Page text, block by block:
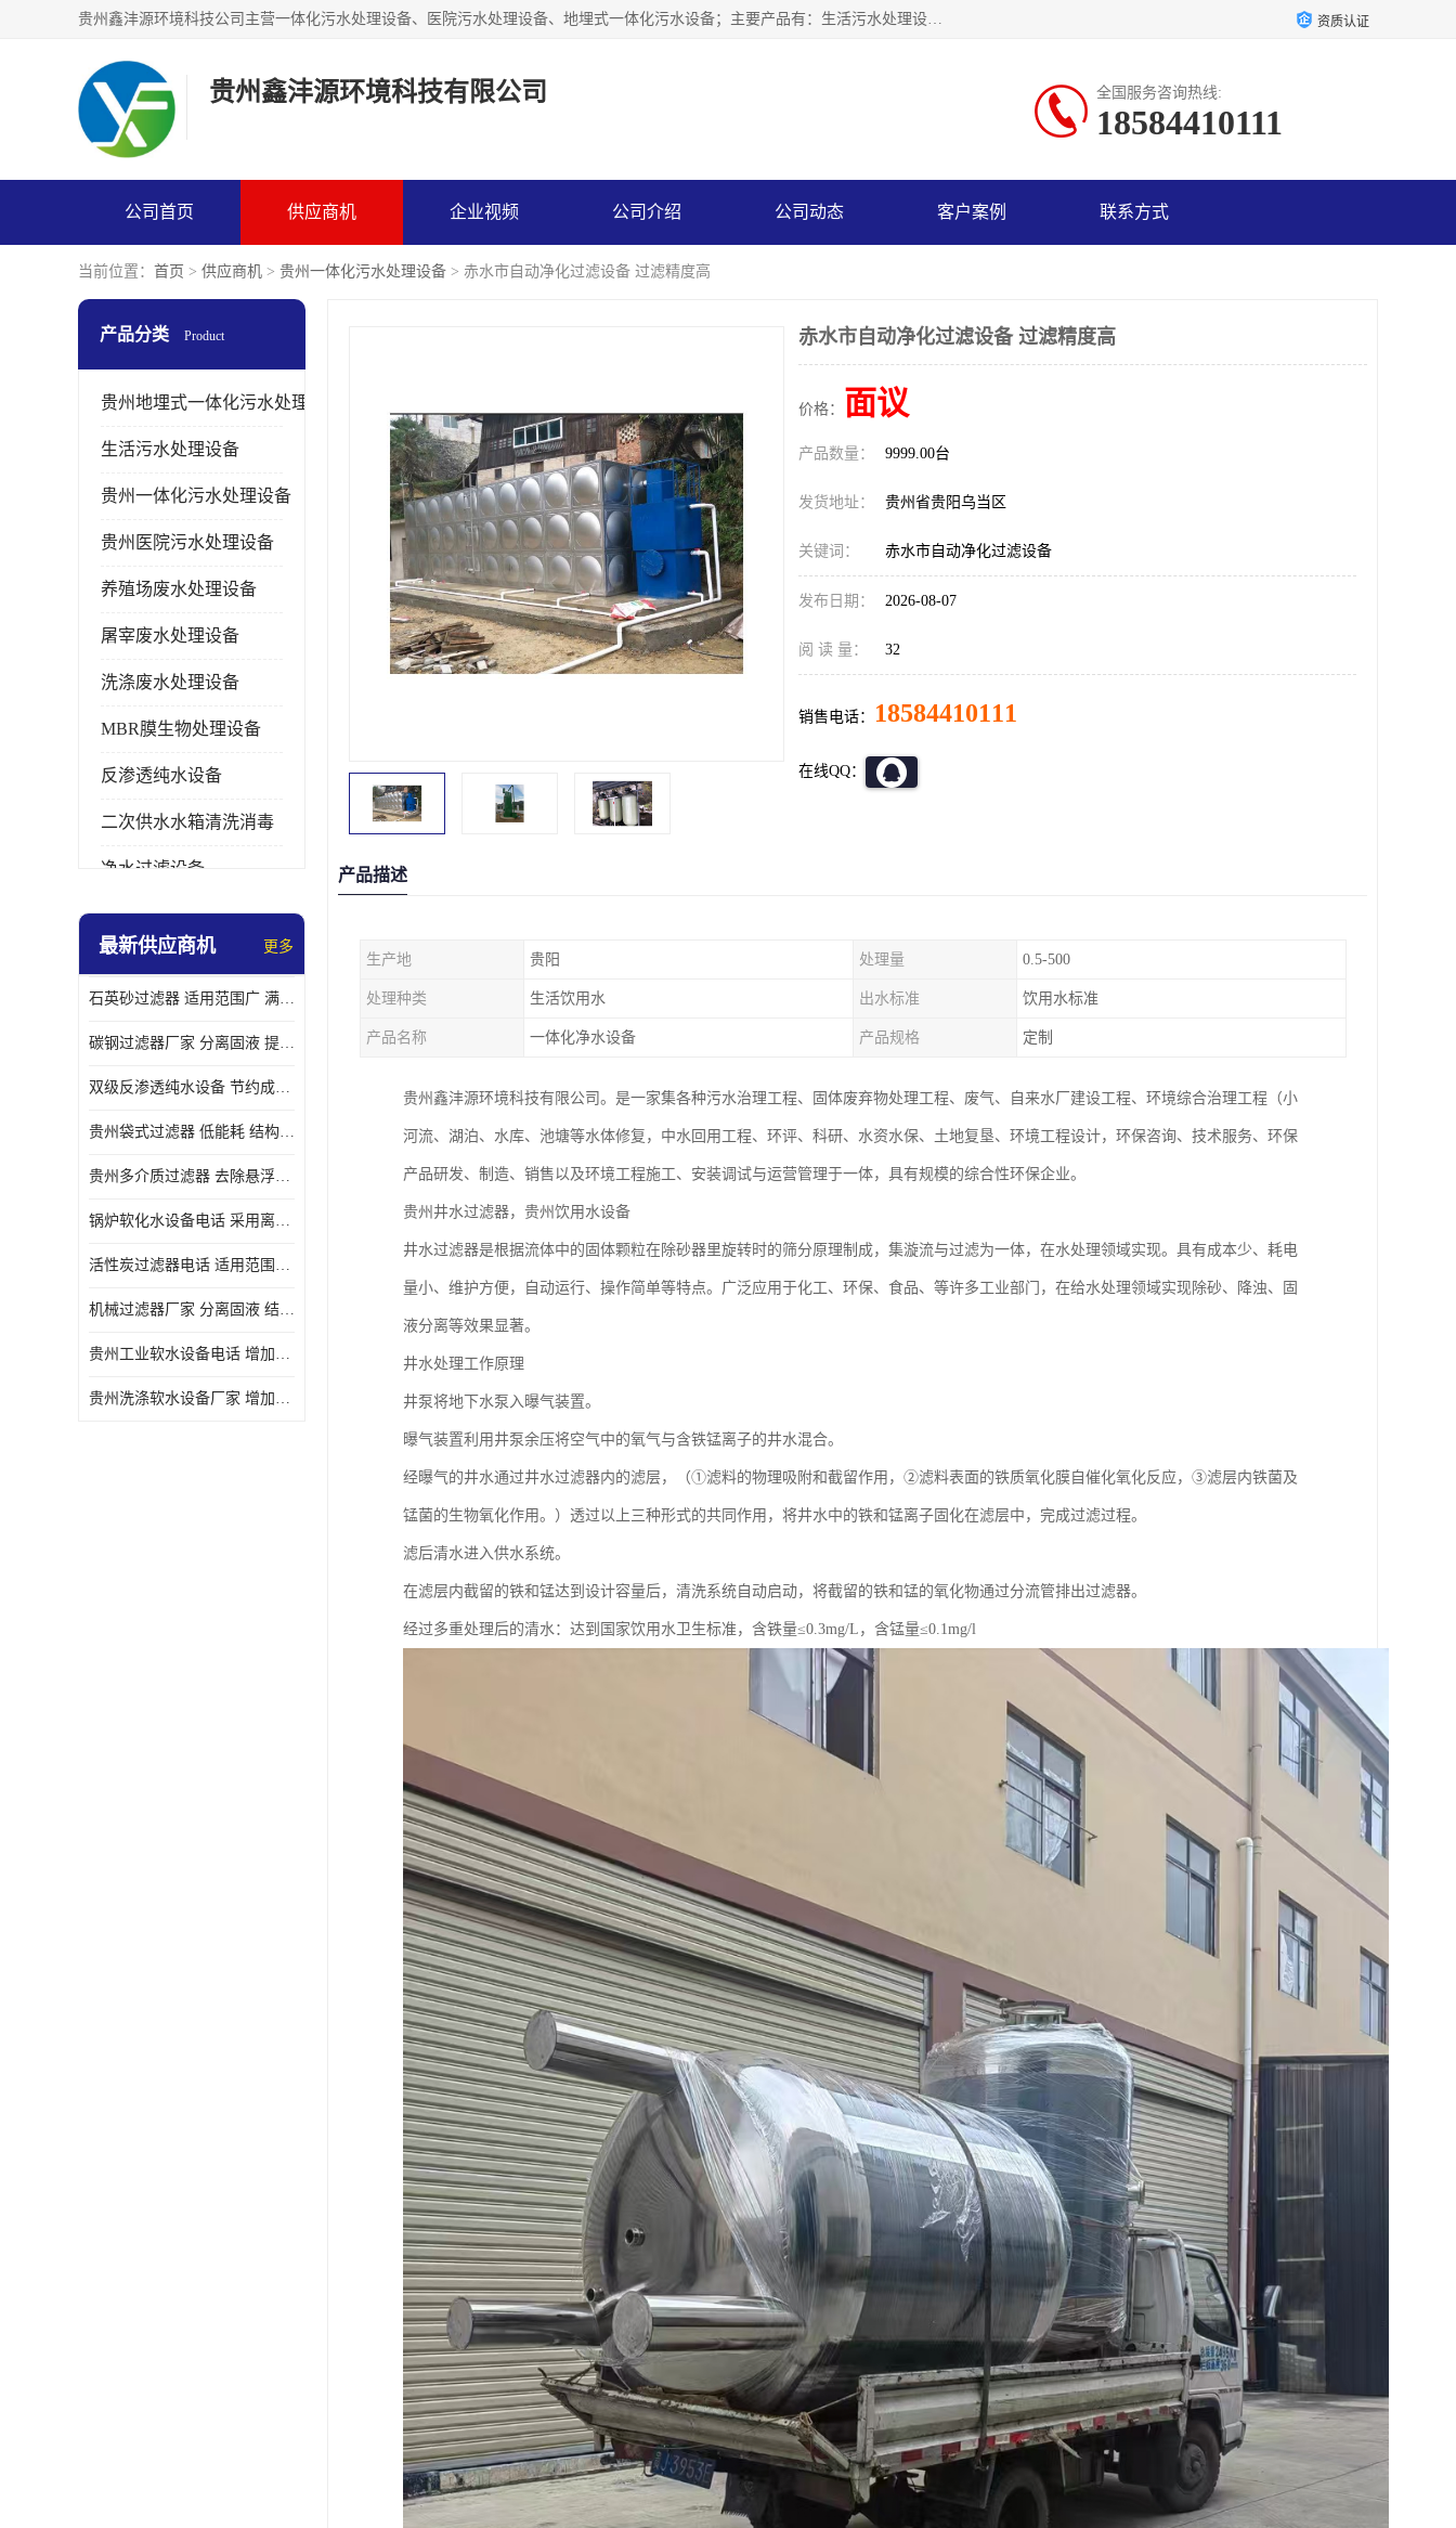
贵州鑫沣源环境科技公司主营一体化污水处理设备、医院污水处理设备、地埋式一体化污水设备；主要产品有：生活污水处理设备，养殖场废水处理设备，屠宰废水处理设备，洗涤废水处理设备，MBR膜生物处理设备，反渗透纯水设备，二次供水水箱清洗消毒，净水过滤设备，软水设备等。欢迎新老顾客来电咨询！ 资质认证
贵州鑫沣源环境科技有限公司 全国服务咨询热线:
18584410111
公司首页 供应商机 企业视频 公司介绍 公司动态 客户案例 联系方式
当前位置： 首页 > 供应商机 > 贵州一体化污水处理设备 > 赤水市自动净化过滤设备 过滤精度高
产品分类 Product
贵州地埋式一体化污水处理设备
生活污水处理设备
贵州一体化污水处理设备
贵州医院污水处理设备
养殖场废水处理设备
屠宰废水处理设备
洗涤废水处理设备
MBR膜生物处理设备
反渗透纯水设备
二次供水水箱清洗消毒
净水过滤设备
软水设备
最新供应商机 更多
石英砂过滤器 适用范围广 满足不同的需求
碳钢过滤器厂家 分离固液 提高过滤效率
双级反渗透纯水设备 节约成本 提供高纯度水
贵州袋式过滤器 低能耗 结构简单
贵州多介质过滤器 去除悬浮物 防止水垢和堵塞
锅炉软化水设备电话 采用离子交换技术 减少维修和更换的成本
活性炭过滤器电话 适用范围广 防止水垢和堵塞
机械过滤器厂家 分离固液 结构简单
贵州工业软水设备电话 增加清洁效果 使水更加清澈 干净
贵州洗涤软水设备厂家 增加清洁效果 减少维修和更换的成本
赤水市自动净化过滤设备 过滤精度高
价格： 面议
产品数量： 9999.00台
发货地址： 贵州省贵阳乌当区
关键词： 赤水市自动净化过滤设备
发布日期： 2026-08-07
阅 读 量： 32
销售电话： 18584410111
在线QQ：
产品描述
生产地 贵阳 处理量 0.5-500
处理种类 生活饮用水 出水标准 饮用水标准
产品名称 一体化净水设备 产品规格 定制
贵州鑫沣源环境科技有限公司。是一家集各种污水治理工程、固体废弃物处理工程、废气、自来水厂建设工程、环境综合治理工程（小
河流、湖泊、水库、池塘等水体修复，中水回用工程、环评、科研、水资水保、土地复垦、环境工程设计，环保咨询、技术服务、环保
产品研发、制造、销售以及环境工程施工、安装调试与运营管理于一体，具有规模的综合性环保企业。
贵州井水过滤器，贵州饮用水设备
井水过滤器是根据流体中的固体颗粒在除砂器里旋转时的筛分原理制成，集漩流与过滤为一体，在水处理领域实现。具有成本少、耗电
量小、维护方便，自动运行、操作简单等特点。广泛应用于化工、环保、食品、等许多工业部门，在给水处理领域实现除砂、降浊、固
液分离等效果显著。
井水处理工作原理
井泵将地下水泵入曝气装置。
曝气装置利用井泵余压将空气中的氧气与含铁锰离子的井水混合。
经曝气的井水通过井水过滤器内的滤层，（①滤料的物理吸附和截留作用，②滤料表面的铁质氧化膜自催化氧化反应，③滤层内铁菌及
锰菌的生物氧化作用。）透过以上三种形式的共同作用，将井水中的铁和锰离子固化在滤层中，完成过滤过程。
滤后清水进入供水系统。
在滤层内截留的铁和锰达到设计容量后，清洗系统自动启动，将截留的铁和锰的氧化物通过分流管排出过滤器。
经过多重处理后的清水：达到国家饮用水卫生标准，含铁量≤0.3mg/L，含锰量≤0.1mg/l